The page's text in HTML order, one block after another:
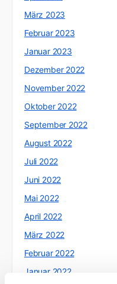
März 2023
Februar 2023
Januar 2023
Dezember 2022
November 2022
Oktober 2022
September 2022
August 2022
Juli 2022
Juni 2022
Mai 2022
April 2022
März 2022
Februar 2022
Januar 2022